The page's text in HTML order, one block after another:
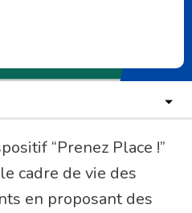
concertation
“Prenez Place !”
cadre de vie des
en proposant des